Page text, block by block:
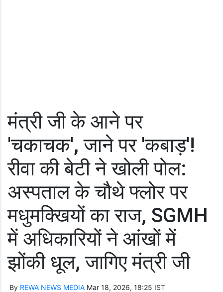
मंत्री जी के आने पर
'चकाचक', जाने पर 'कबाड़'!
रीवा की बेटी ने खोली पोल:
अस्पताल के चौथे फ्लोर पर
मधुमक्खियों का राज, SGMH
में अधिकारियों ने आंखों में
झोंकी धूल, जागिए मंत्री जी
By REWA NEWS MEDIA Mar 18, 2026, 18:25 IST